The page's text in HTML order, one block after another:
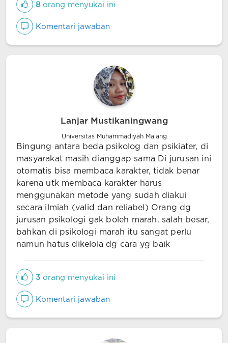
8orang menyukai ini
Komentari jawaban
Lanjar Mustikaningwang
Universitas Muhammadiyah Malang
Bingung antara beda psikolog dan psikiater, di
masyarakat masih dianggap sama Di jurusan ini
otomatis bisa membaca karakter, tidak benar
karena utk membaca karakter harus
menggunakan metode yang sudah diakui
secara ilmiah (valid dan reliabel) Orang dg
jurusan psikologi gak boleh marah. salah besar,
bahkan di psikologi marah itu sangat perlu
namun hatus dikelola dg cara yg baik
3 orang menyukai ini
Komentari jawaban